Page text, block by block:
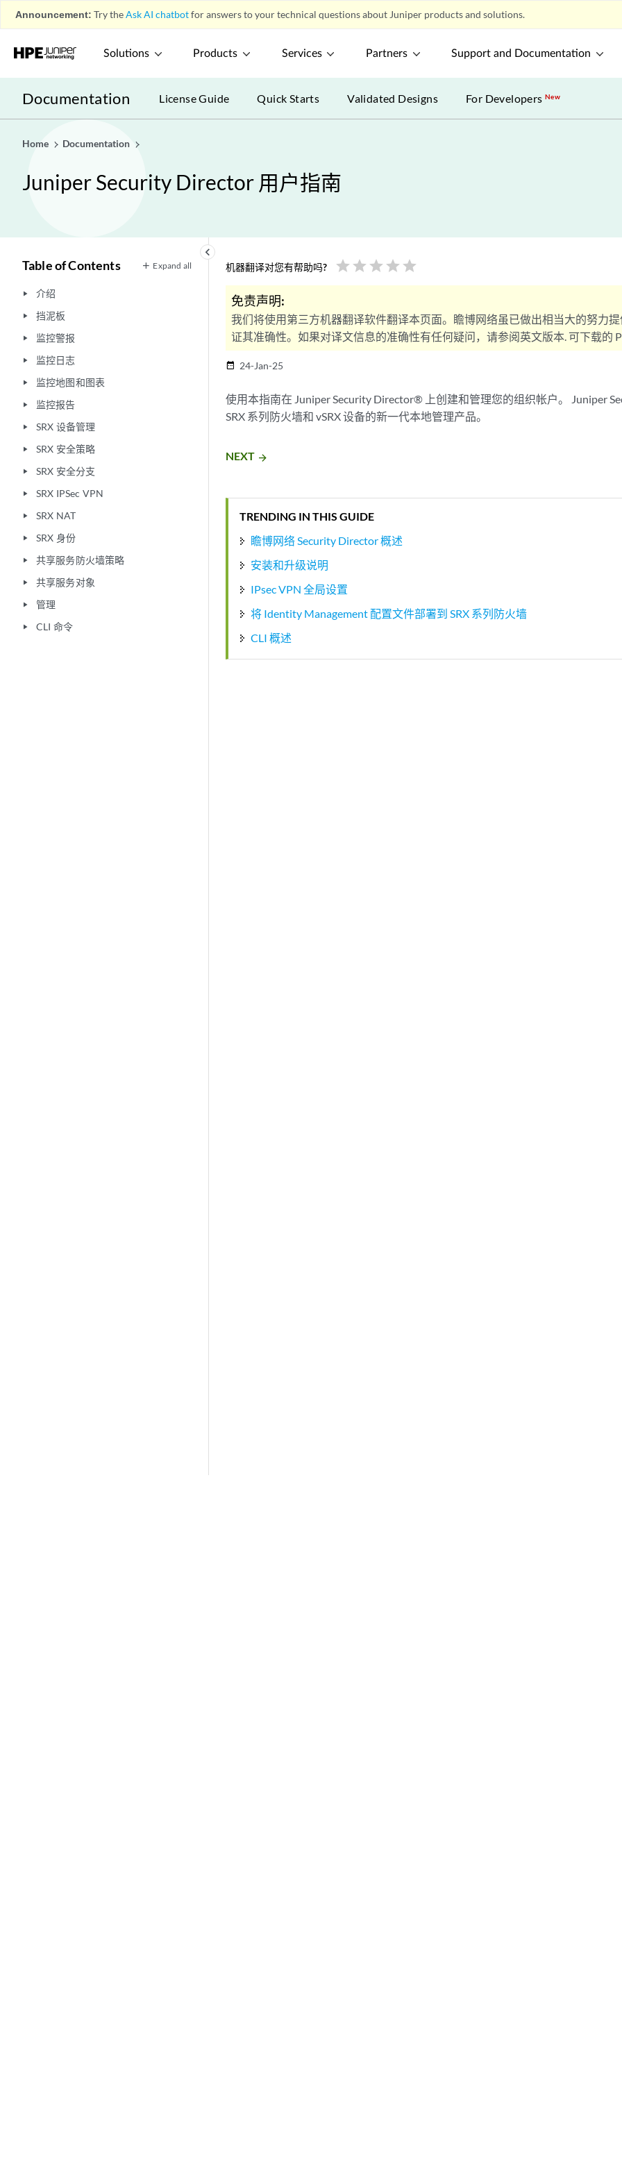
Announcement: Try theAsk AI chatbotfor answers to your technical questions about Juniper products and solutions.
Solutions Products Services Partners Support and Documentation
Documentation License Guide Quick Starts Validated Designs For DevelopersNew
Home Documentation
Juniper Security Director 用户指南
keyboard_arrow_left
Table of Contents Expand all
play_arrow 介绍
play_arrow 挡泥板
play_arrow 监控警报
play_arrow 监控日志
play_arrow 监控地图和图表
play_arrow 监控报告
play_arrow SRX 设备管理
play_arrow SRX 安全策略
play_arrow SRX 安全分支
play_arrow SRX IPSec VPN
play_arrow SRX NAT
play_arrow SRX 身份
play_arrow 共享服务防火墙策略
play_arrow 共享服务对象
play_arrow 管理
play_arrow CLI 命令
机器翻译对您有帮助吗? star star star star star
免责声明:
我们将使用第三方机器翻译软件翻译本页面。瞻博网络虽已做出相当大的努力
证其准确性。如果对译文信息的准确性有任何疑问，请参阅英文版本. 可下载的
date_range 24-Jan-25
使用本指南在 Juniper Security Director® 上创建和管理您的组织帐户。 Juniper
SRX 系列防火墙和 vSRX 设备的新一代本地管理产品。
NEXT arrow_forward
TRENDING IN THIS GUIDE
瞻博网络 Security Director 概述
安装和升级说明
IPsec VPN 全局设置
将 Identity Management 配置文件部署到 SRX 系列防火墙
CLI 概述